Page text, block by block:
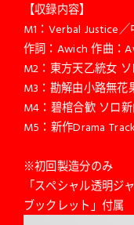
【収録内容】
M1：Verbal Justice
作詞：Awich 作曲：
M2：東方天乙統女 ソ
M3：勘解由小路無花
M4：碧棺合歓 ソロ新
M5：新作Drama
※初回製造分のみ
「スペシャル透明ジ
ブックレット」付属